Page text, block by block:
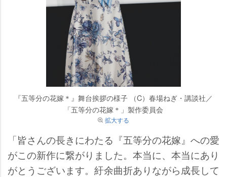
『五等分の花嫁＊』舞台挨拶の様子 （C）春場ねぎ・講談社／
「五等分の花嫁＊」製作委員会
拡大する
「皆さんの長きにわたる『五等分の花嫁』への愛
がこの新作に繋がりました。本当に、本当にあり
がとうございます。紆余曲折ありながら成長して